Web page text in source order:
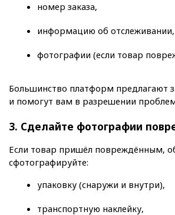
номер заказа,
информацию об отслеживании,
фотографии (если товар
Большинство платформ предлагают
и помогут вам в разрешении
3. Сделайте фотографии
Если товар пришёл повреждённым,
сфотографируйте:
упаковку (снаружи и внутри),
транспортную наклейку,